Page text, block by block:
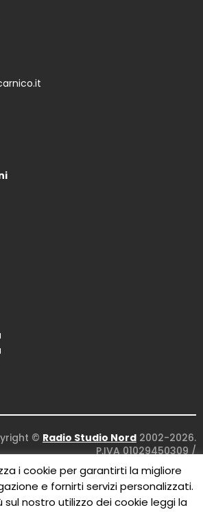
© Radio Studio Nord 2002-2026.
P.IVA 01029450309/
Concept and design:Five Studio
Clyco SRL. All Rights Reserved.
i cookie per garantirti la migliore
e fornirti servizi personalizzati.
sul nostro utilizzo dei cookie leggi la